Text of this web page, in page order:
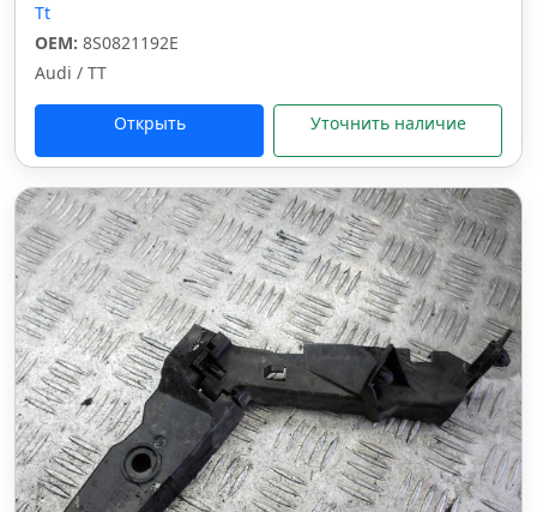
Tt
OEM: 8S0821192E
Audi / TT
Открыть Уточнить наличие